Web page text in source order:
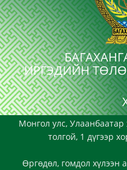
ИРГЭДИЙН
Монгол улс, Улаанбаатар
толгой, 1 дүгээр
Өргөдөл, гомдол хүлээн